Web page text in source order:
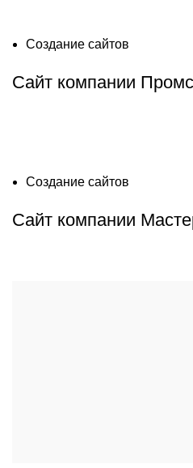
Создание сайтов
Сайт компании
Создание сайтов
Сайт компании